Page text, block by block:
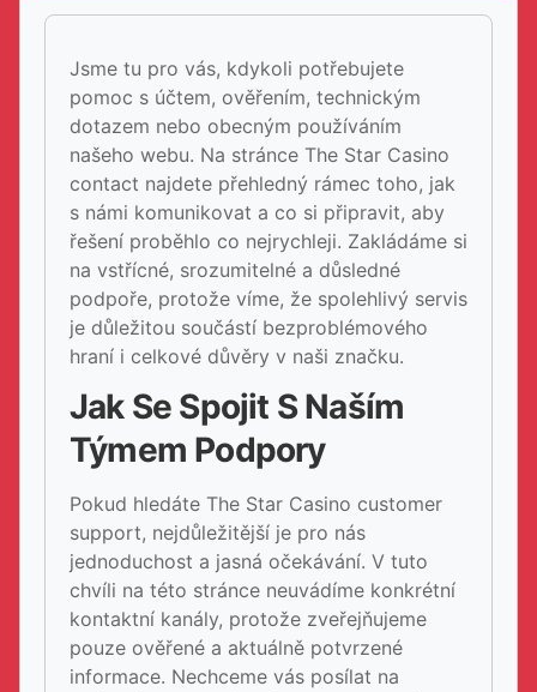
Jsme tu pro vás, kdykoli potřebujete
pomoc s účtem, ověřením, technickým
dotazem nebo obecným používáním
našeho webu. Na stránce The Star Casino
contact najdete přehledný rámec toho, jak
s námi komunikovat a co si připravit, aby
řešení proběhlo co nejrychleji. Zakládáme si
na vstřícné, srozumitelné a důsledné
podpoře, protože víme, že spolehlivý servis
je důležitou součástí bezproblémového
hraní i celkové důvěry v naši značku.
Jak Se Spojit S Naším
Týmem Podpory
Pokud hledáte The Star Casino customer
support, nejdůležitější je pro nás
jednoduchost a jasná očekávání. V tuto
chvíli na této stránce neuvádíme konkrétní
kontaktní kanály, protože zveřejňujeme
pouze ověřené a aktuálně potvrzené
informace. Nechceme vás posílat na